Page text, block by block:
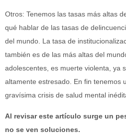
Otros: Tenemos las tasas más altas
qué hablar de las tasas de
del mundo. La tasa de
también es de las más altas del
adolescentes, es muerte violenta, ya
altamente estresado. En fin tenemos
gravísima crisis de salud mental
Al revisar este artículo surge un
no se ven soluciones.